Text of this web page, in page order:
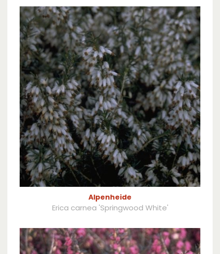
Alpenheide
Erica carnea 'Springwood White'